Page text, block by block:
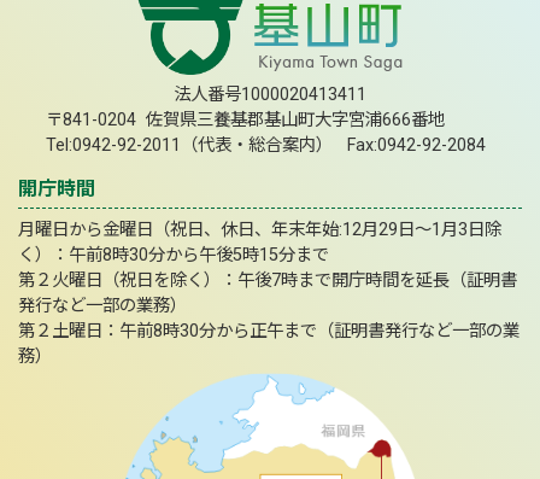
法人番号1000020413411
〒841-0204 佐賀県三養基郡基山町大字宮浦666番地
Tel:0942-92-2011（代表・総合案内） Fax:0942-92-2084
開庁時間
月曜日から金曜日（祝日、休日、年末年始:12月29日～1月3日除
く）：午前8時30分から午後5時15分まで
第２火曜日（祝日を除く）：午後7時まで開庁時間を延長（証明書
発行など一部の業務）
第２土曜日：午前8時30分から正午まで（証明書発行など一部の業
務）